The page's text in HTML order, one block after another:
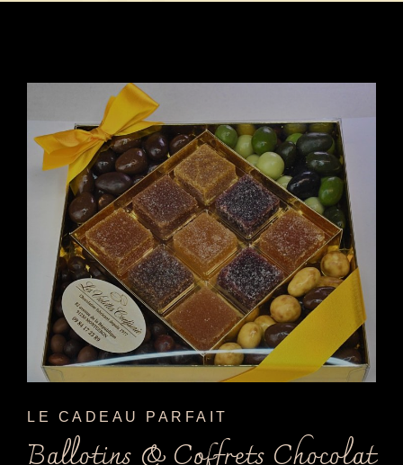
LE CADEAU PARFAIT